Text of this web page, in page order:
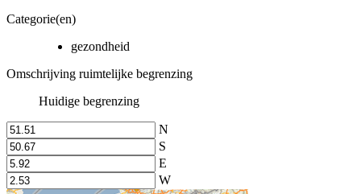
Categorie(en)
gezondheid
Omschrijving ruimtelijke begrenzing
Huidige begrenzing
N
S
E
W